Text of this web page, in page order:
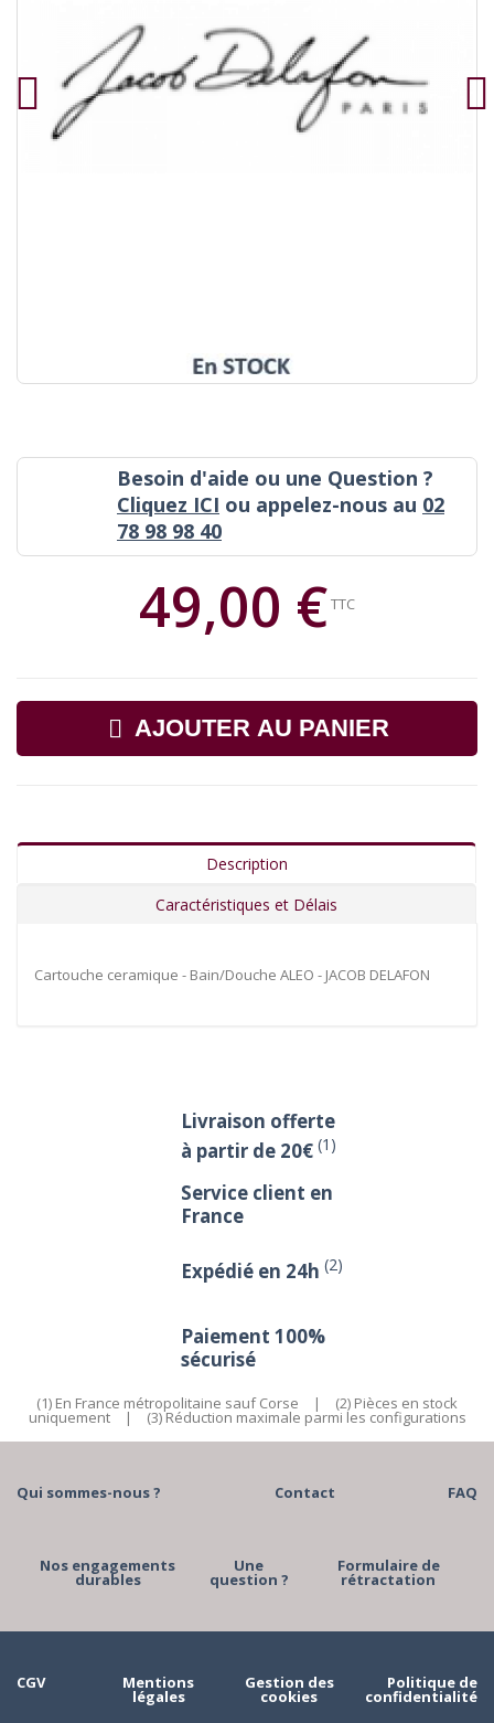
Besoin d'aide ou une Question ?
Cliquez ICI ou appelez-nous au 02
78 98 98 40
49,00 €TTC
AJOUTER AU PANIER
Description
Caractéristiques et Délais
Cartouche ceramique - Bain/Douche ALEO - JACOB DELAFON
Livraison offerte
à partir de 20€ (1)
Service client en
France
Expédié en 24h (2)
Paiement 100%
sécurisé
(1) En France métropolitaine sauf Corse | (2) Pièces en stock
uniquement | (3) Réduction maximale parmi les configurations
Qui sommes-nous ? Contact FAQ
Nos engagements
durables
Une
question ?
Formulaire de
rétractation
CGV Mentions
légales
Gestion des
cookies
Politique de
confidentialité